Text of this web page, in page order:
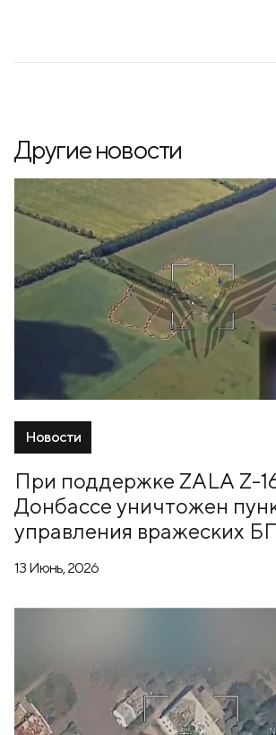
Другие новости
Новости
При поддержке ZALA Z-
Донбассе уничтожен
управления вражеских
13 Июнь, 2026